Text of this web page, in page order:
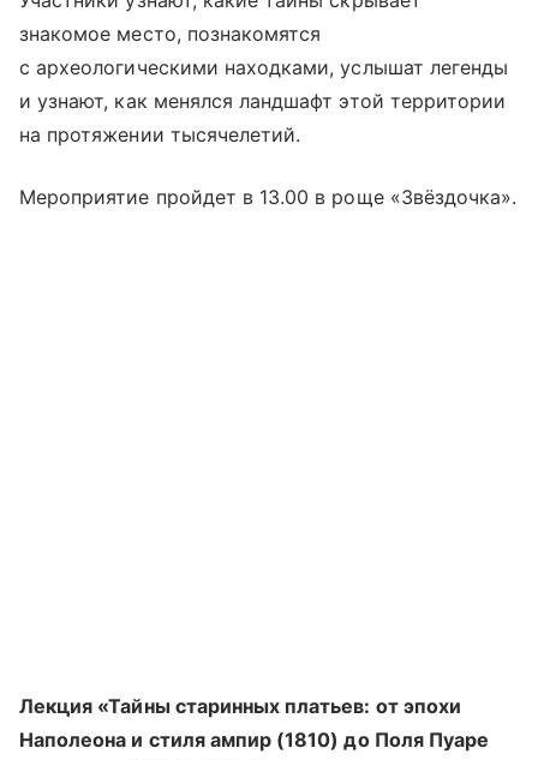
знакомое место, познакомятся
с археологическими находками, услышат легенды
и узнают, как менялся ландшафт этой территории
на протяжении тысячелетий.
Мероприятие пройдет в 13.00 в роще «Звёздочка».
Лекция «Тайны старинных платьев: от эпохи
Наполеона и стиля ампир (1810) до Поля Пуаре